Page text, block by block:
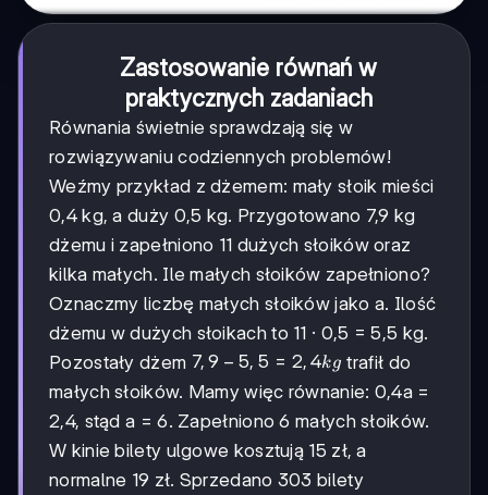
Zastosowanie równań w
praktycznych zadaniach
Równania świetnie sprawdzają się w
rozwiązywaniu codziennych problemów!
Weźmy przykład z dżemem: mały słoik mieści
0,4 kg, a duży 0,5 kg. Przygotowano 7,9 kg
dżemu i zapełniono 11 dużych słoików oraz
kilka małych. Ile małych słoików zapełniono?
Oznaczmy liczbę małych słoików jako a. Ilość
dżemu w dużych słoikach to 11 · 0,5 = 5,5 kg.
Pozostały dżem 7,9
-
5,5
=
2,4
7, 9 − 5, 5 = 2, 4kg trafił do
małych słoików. Mamy więc równanie: 0,4a =
2,4, stąd a = 6. Zapełniono 6 małych słoików.
W kinie bilety ulgowe kosztują 15 zł, a
normalne 19 zł. Sprzedano 303 bilety